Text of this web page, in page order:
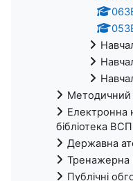
Методичний
Електронна
бібліотека
Державна
Тренажерна
Публічні